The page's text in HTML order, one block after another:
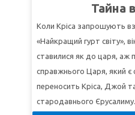
Ничто не
Бога.
СуперСтих: "Ни высота,
какая тварь не может
Божией во Христе
(Римлянам 8:39).
УРОК 2: ПРАВИЛЬНЫЙ
Тайна
Коли Кріса запрошують
«Найкращий гурт світу»,
ставилися як до царя, аж
справжнього Царя, який є
переносить Кріса, Джой
стародавнього